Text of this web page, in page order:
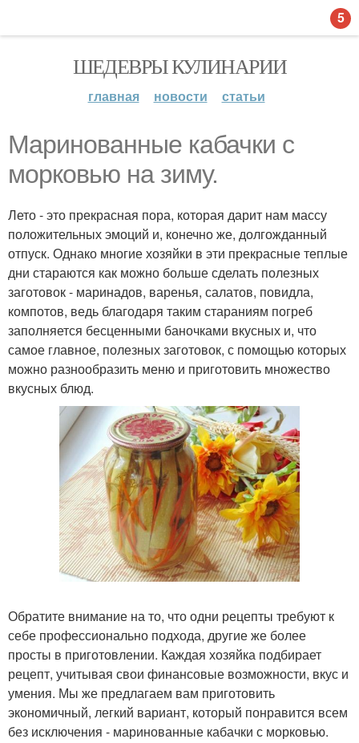
ШЕДЕВРЫ КУЛИНАРИИ
главная новости статьи
Маринованные кабачки с
морковью на зиму.
Лето - это прекрасная пора, которая дарит нам массу
положительных эмоций и, конечно же, долгожданный
отпуск. Однако многие хозяйки в эти прекрасные теплые
дни стараются как можно больше сделать полезных
заготовок - маринадов, варенья, салатов, повидла,
компотов, ведь благодаря таким стараниям погреб
заполняется бесценными баночками вкусных и, что
самое главное, полезных заготовок, с помощью которых
можно разнообразить меню и приготовить множество
вкусных блюд.
Обратите внимание на то, что одни рецепты требуют к
себе профессионально подхода, другие же более
просты в приготовлении. Каждая хозяйка подбирает
рецепт, учитывая свои финансовые возможности, вкус и
умения. Мы же предлагаем вам приготовить
экономичный, легкий вариант, который понравится всем
без исключения - маринованные кабачки с морковью.
5